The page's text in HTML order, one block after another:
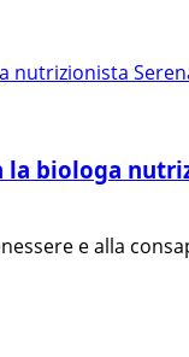
nutrizionista
biologa
e alla